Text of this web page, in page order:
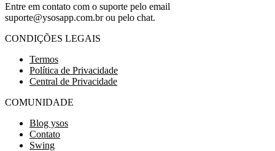
Entre em contato com o suporte pelo email
suporte@ysosapp.com.brou pelo chat.
CONDIÇÕES LEGAIS
Termos
Política de Privacidade
Central de Privacidade
COMUNIDADE
Blog ysos
Contato
Swing